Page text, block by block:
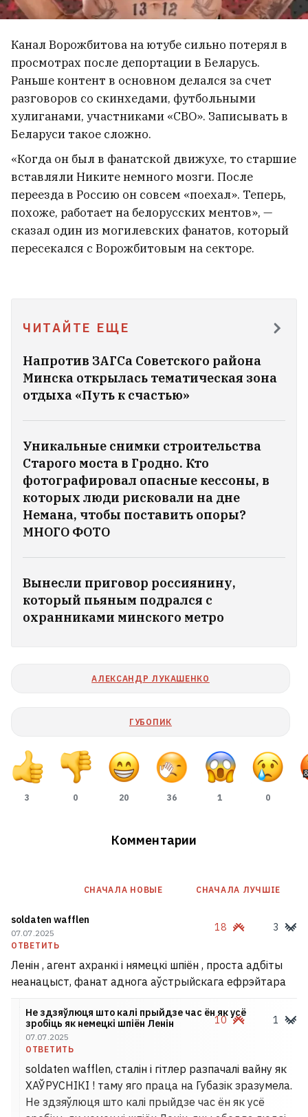
Канал Ворожбитова на ютубе сильно потерял в
просмотрах после депортации в Беларусь.
Раньше контент в основном делался за счет
разговоров со скинхедами, футбольными
хулиганами, участниками «СВО». Записывать в
Беларуси такое сложно.
«Когда он был в фанатской движухе, то старшие
вставляли Никите немного мозги. После
переезда в Россию он совсем «поехал». Теперь,
похоже, работает на белорусских ментов», —
сказал один из могилевских фанатов, который
пересекался с Ворожбитовым на секторе.
ЧИТАЙТЕ ЕЩЕ
Напротив ЗАГСа Советского района
Минска открылась тематическая зона
отдыха «Путь к счастью»
Уникальные снимки строительства
Старого моста в Гродно. Кто
фотографировал опасные кессоны, в
которых люди рисковали на дне
Немана, чтобы поставить опоры?
МНОГО ФОТО
Вынесли приговор россиянину,
который пьяным подрался с
охранниками минского метро
АЛЕКСАНДР ЛУКАШЕНКО
ГУБОПИК
3 0 20 36 1 0
Комментарии
СНАЧАЛА НОВЫE СНАЧАЛА ЛУЧШІЕ
soldaten wafflen
07.07.2025
ОТВЕТИТЬ
18 3
Ленін , агент ахранкі і нямецкі шпіён , проста адбіты
неанацыст, фанат аднога аўстрыйскага ефрэйтара
Не здзяўлюця што калі прыйдзе час ён як усё
зробіць як немецкі шпіён Ленін
07.07.2025
ОТВЕТИТЬ
10 1
soldaten wafflen, сталін і гітлер разпачалі вайну як
ХАЎРУСНІКІ ! таму яго праца на Губазік зразумела.
Не здзяўлюця што калі прыйдзе час ён як усё